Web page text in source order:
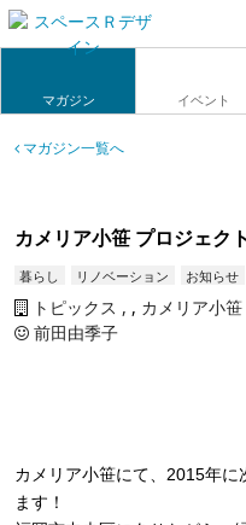
マガジン イベント
マガジン一覧へ
カメリア小笹 プロジェク
暮らし リノベーション お知らせ
トピックス , カメリア小笹
前田由季子
カメリア小笹にて、2015年
ます！